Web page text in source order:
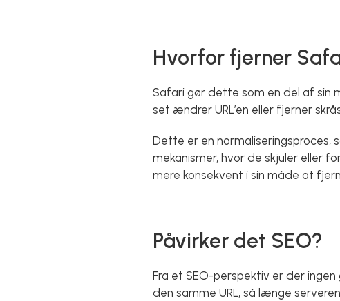
Hvorfor fjerner
Safari gør dette som en del af sin
set ændrer URL’en eller fjerner
Dette er en normaliseringsproces,
mekanismer, hvor de skjuler eller
mere konsekvent i sin måde at
Påvirker det SEO?
Fra et SEO-perspektiv er der
den samme URL, så længe